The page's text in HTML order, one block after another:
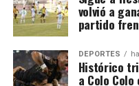
volvió a
partido
DEPORTES
Histórico
a Colo